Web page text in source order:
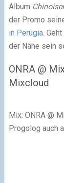
Album
der Promo
in Perugia.
der Nähe sein
ONRA @
Mixcloud
Mix: ONRA @
Progolog auch